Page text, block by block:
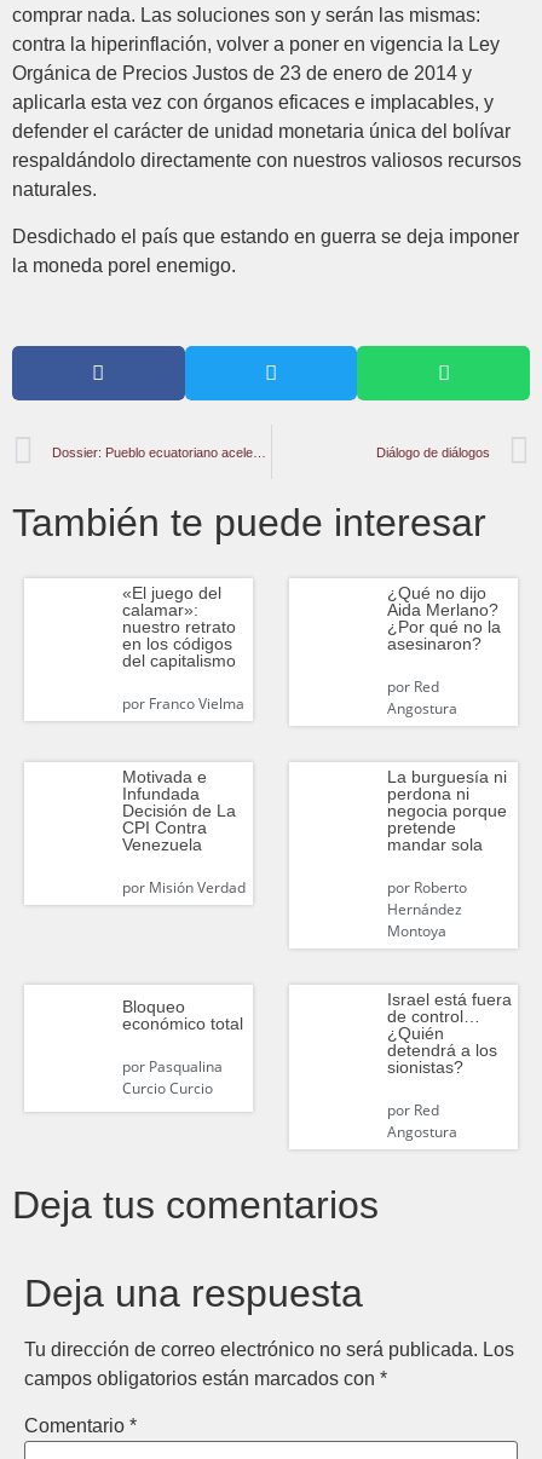
comprar nada. Las soluciones son y serán las mismas:
contra la hiperinflación, volver a poner en vigencia la Ley
Orgánica de Precios Justos de 23 de enero de 2014 y
aplicarla esta vez con órganos eficaces e implacables, y
defender el carácter de unidad monetaria única del bolívar
respaldándolo directamente con nuestros valiosos recursos
naturales.
Desdichado el país que estando en guerra se deja imponer
la moneda porel enemigo.
Diálogo de diálogos
También te puede interesar
«El juego del
calamar»:
nuestro retrato
en los códigos
del capitalismo
porFranco Vielma
¿Qué no dijo
Aida Merlano?
¿Por qué no la
asesinaron?
porRed
Angostura
Motivada e
Infundada
Decisión de La
CPI Contra
Venezuela
porMisión Verdad
La burguesía ni
perdona ni
negocia porque
pretende
mandar sola
porRoberto
Hernández
Montoya
Bloqueo
económico total
porPasqualina
Curcio Curcio
Israel está fuera
de control…
¿Quién
detendrá a los
sionistas?
porRed
Angostura
Deja tus comentarios
Deja una respuesta
Tu dirección de correo electrónico no será publicada. Los
campos obligatorios están marcados con *
Comentario *